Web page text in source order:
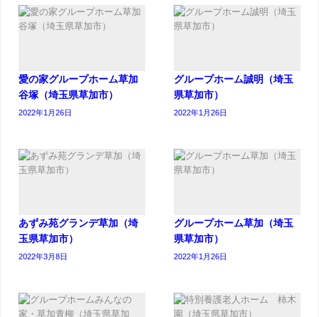
愛の家グループホーム草加
谷塚（埼玉県草加市）
2022年1月26日
グループホーム誠明（埼玉
県草加市）
2022年1月26日
あずみ苑グランデ草加（埼
玉県草加市）
2022年3月8日
グループホーム草加（埼玉
県草加市）
2022年1月26日